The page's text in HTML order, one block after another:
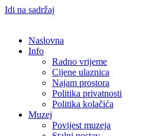
Idi na sadržaj
Naslovna
Info
Radno vrijeme
Cijene ulaznica
Najam prostora
Politika privatnosti
Politika kolačića
Muzej
Povijest muzeja